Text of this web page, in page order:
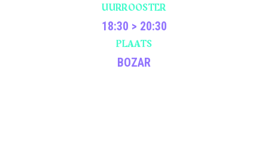
UURROOSTER
18:30 > 20:30
PLAATS
BOZAR